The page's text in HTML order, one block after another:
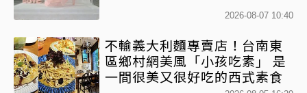
2026-08-07 10:40
不輸義大利麵專賣店！台南東
區鄉村網美風「小孩吃素」 是
一間很美又很好吃的西式素食